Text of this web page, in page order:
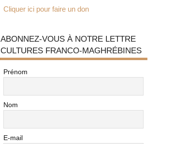
Cliquer ici pour faire un don
ABONNEZ-VOUS À NOTRE LETTRE
CULTURES FRANCO-MAGHRÉBINES
Prénom
Nom
E-mail